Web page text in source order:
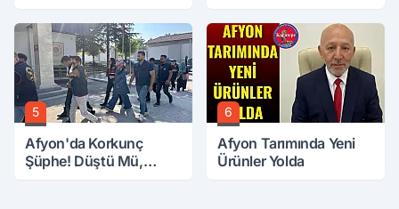
5
Afyon'da Korkunç
Şüphe! Düştü Mü,
6
Afyon Tarımında Yeni
Ürünler Yolda